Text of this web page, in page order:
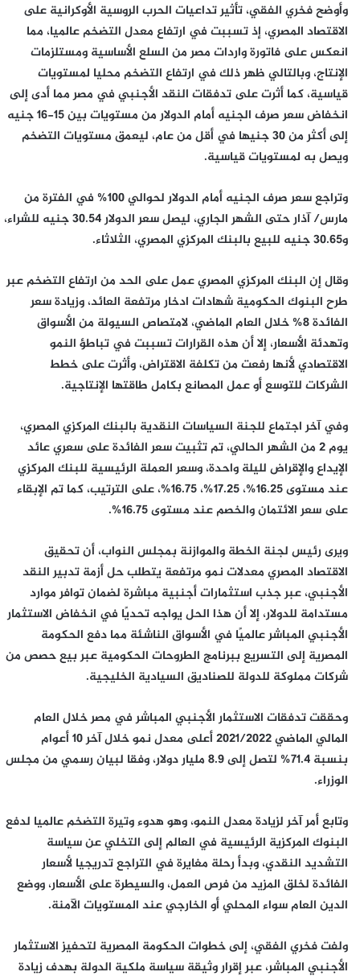
وأوضح فخري الفقي، تأثير تداعيات الحرب الروسية الأوكرانية على
الاقتصاد المصري، إذ تسببت في ارتفاع معدل التضخم عالميا، مما
انعكس على فاتورة واردات مصر من السلع الأساسية ومستلزمات
الإنتاج، وبالتالي ظهر ذلك في ارتفاع التضخم محليا لمستويات
قياسية، كما أثرت على تدفقات النقد الأجنبي في مصر مما أدى إلى
انخفاض سعر صرف الجنيه أمام الدولار من مستويات بين 15-16 جنيه
إلى أكثر من 30 جنيها في أقل من عام، ليعمق مستويات التضخم
ويصل به لمستويات قياسية.
وتراجع سعر صرف الجنيه أمام الدولار لحوالي 100% في الفترة من
مارس/ آذار حتى الشهر الجاري، ليصل سعر الدولار 30.54 جنيه للشراء،
و30.65 جنيه للبيع بالبنك المركزي المصري، الثلاثاء.
وقال إن البنك المركزي المصري عمل على الحد من ارتفاع التضخم عبر
طرح البنوك الحكومية شهادات ادخار مرتفعة العائد، وزيادة سعر
الفائدة 8% خلال العام الماضي، لامتصاص السيولة من الأسواق
وتهدئة الأسعار، إلا أن هذه القرارات تسببت في تباطؤ النمو
الاقتصادي لأنها رفعت من تكلفة الاقتراض، وأثرت على خطط
الشركات للتوسع أو عمل المصانع بكامل طاقتها الإنتاجية.
وفي آخر اجتماع للجنة السياسات النقدية بالبنك المركزي المصري،
يوم 2 من الشهر الحالي، تم تثبيت سعر الفائدة على سعري عائد
الإيداع والإقراض لليلة واحدة، وسعر العملة الرئيسية للبنك المركزي
عند مستوى 16.25%، 17.25%، 16.75%، على الترتيب، كما تم الإبقاء
على سعر الائتمان والخصم عند مستوى 16.75%.
ويرى رئيس لجنة الخطة والموازنة بمجلس النواب، أن تحقيق
الاقتصاد المصري معدلات نمو مرتفعة يتطلب حل أزمة تدبير النقد
الأجنبي، عبر جذب استثمارات أجنبية مباشرة لضمان توافر موارد
مستدامة للدولار، إلا أن هذا الحل يواجه تحديًا في انخفاض الاستثمار
الأجنبي المباشر عالميًا في الأسواق الناشئة مما دفع الحكومة
المصرية إلى التسريع ببرنامج الطروحات الحكومية عبر بيع حصص من
شركات مملوكة للدولة للصناديق السيادية الخليجية.
وحققت تدفقات الاستثمار الأجنبي المباشر في مصر خلال العام
المالي الماضي 2021/2022 أعلى معدل نمو خلال آخر 10 أعوام
بنسبة 71.4% لتصل إلى 8.9 مليار دولار، وفقا لبيان رسمي من مجلس
الوزراء.
وتابع أمر آخر لزيادة معدل النمو، وهو هدوء وتيرة التضخم عالميا لدفع
البنوك المركزية الرئيسية في العالم إلى التخلي عن سياسة
التشديد النقدي، وبدأ رحلة مغايرة في التراجع تدريجيا لأسعار
الفائدة لخلق المزيد من فرص العمل، والسيطرة على الأسعار، ووضع
الدين العام سواء المحلي أو الخارجي عند المستويات الآمنة.
ولفت فخري الفقي، إلى خطوات الحكومة المصرية لتحفيز الاستثمار
الأجنبي المباشر، عبر إقرار وثيقة سياسة ملكية الدولة بهدف زيادة